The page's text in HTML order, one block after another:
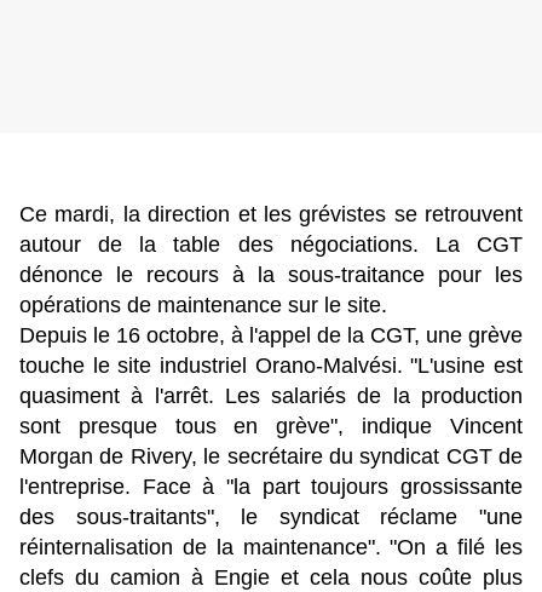
Ce mardi, la direction et les grévistes se retrouvent
autour de la table des négociations. La CGT
dénonce le recours à la sous-traitance pour les
opérations de maintenance sur le site.
Depuis le 16 octobre, à l'appel de la CGT, une grève
touche le site industriel Orano-Malvési. "L'usine est
quasiment à l'arrêt. Les salariés de la production
sont presque tous en grève", indique Vincent
Morgan de Rivery, le secrétaire du syndicat CGT de
l'entreprise. Face à "la part toujours grossissante
des sous-traitants", le syndicat réclame "une
réinternalisation de la maintenance". "On a filé les
clefs du camion à Engie et cela nous coûte plus